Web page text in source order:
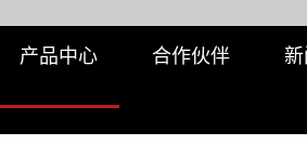
产品中心 合作伙伴